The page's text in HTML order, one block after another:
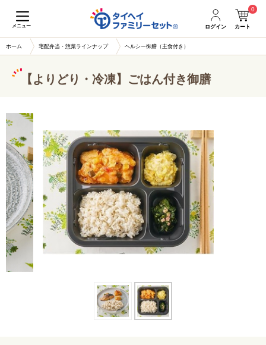
メニュー ログイン カート
0
ホーム 宅配弁当・惣菜ラインナップ ヘルシー御膳（主食付き）
【よりどり・冷凍】ごはん付き御膳